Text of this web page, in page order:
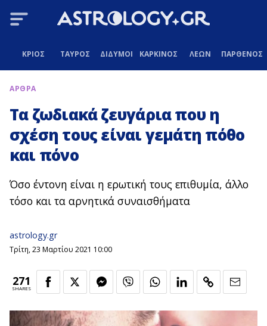
ΚΡΙΟΣ ΤΑΥΡΟΣ ΔΙΔΥΜΟΙ ΚΑΡΚΙΝΟΣ ΛΕΩΝ ΠΑΡΘΕΝΟΣ
ΑΡΘΡΑ
Τα ζωδιακά ζευγάρια που η
σχέση τους είναι γεμάτη πόθο
και πόνο
Όσο έντονη είναι η ερωτική τους επιθυμία, άλλο
τόσο και τα αρνητικά συναισθήματα
astrology.gr
Τρίτη, 23 Μαρτίου 2021 10:00
271
SHARES